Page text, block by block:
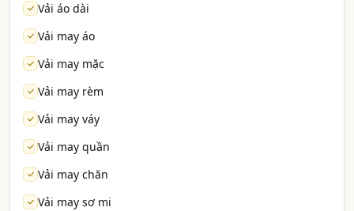
Vải áo dài
Vải may áo
Vải may mặc
Vải may rèm
Vải may váy
Vải may quần
Vải may chăn
Vải may sơ mi